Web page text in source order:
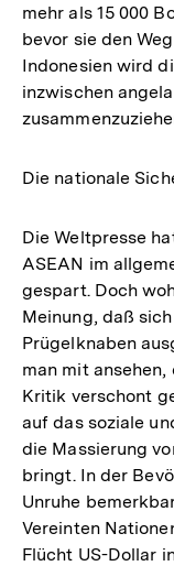
mehr als 15 000
bevor sie den
Indonesien wird
inzwischen
Die nationale
Die Weltpresse
ASEAN im
gespart. Doch
Meinung, daß
Prügelknaben
man mit
Kritik verschont
auf das soziale
die Massierung
bringt. In der
Unruhe
Vereinten
Flücht US-Dollar